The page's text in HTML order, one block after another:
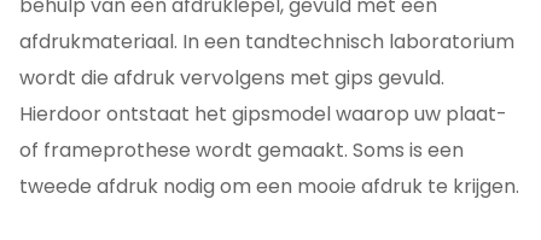
behulp van een afdruklepel, gevuld met een
afdrukmateriaal. In een tandtechnisch laboratorium
wordt die afdruk vervolgens met gips gevuld.
Hierdoor ontstaat het gipsmodel waarop uw plaat-
of frameprothese wordt gemaakt. Soms is een
tweede afdruk nodig om een mooie afdruk te krijgen.